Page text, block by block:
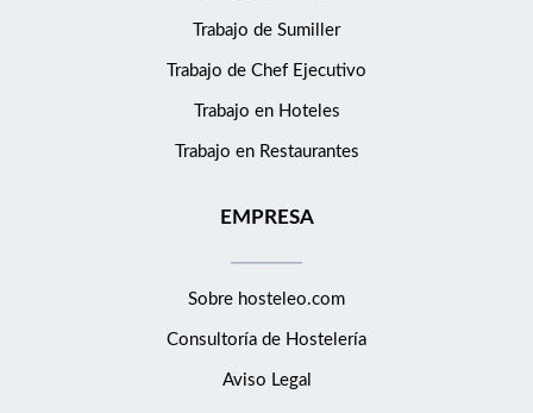
Trabajo de Sumiller
Trabajo de Chef Ejecutivo
Trabajo en Hoteles
Trabajo en Restaurantes
EMPRESA
Sobre hosteleo.com
Consultoría de Hostelería
Aviso Legal